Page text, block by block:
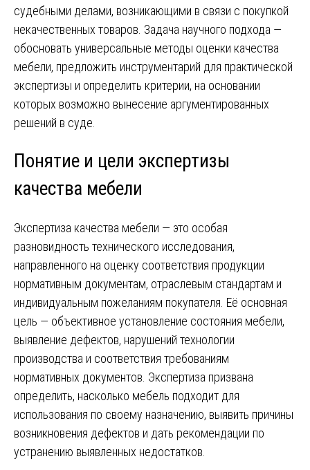
судебными делами, возникающими в связи с покупкой
некачественных товаров. Задача научного подхода —
обосновать универсальные методы оценки качества
мебели, предложить инструментарий для практической
экспертизы и определить критерии, на основании
которых возможно вынесение аргументированных
решений в суде.
Понятие и цели экспертизы
качества мебели
Экспертиза качества мебели — это особая
разновидность технического исследования,
направленного на оценку соответствия продукции
нормативным документам, отраслевым стандартам и
индивидуальным пожеланиям покупателя. Её основная
цель — объективное установление состояния мебели,
выявление дефектов, нарушений технологии
производства и соответствия требованиям
нормативных документов. Экспертиза призвана
определить, насколько мебель подходит для
использования по своему назначению, выявить причины
возникновения дефектов и дать рекомендации по
устранению выявленных недостатков.